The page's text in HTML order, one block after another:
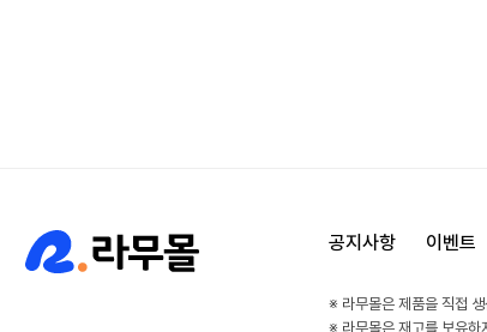
공지사항 이벤트
※ 라무몰은 제품을 직접
※ 라무몰은 재고를 보유하